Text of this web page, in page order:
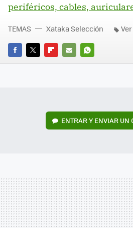
periféricos, cables,
FACEBOOK
TWITTERFLIPBOARD
E-
WHATSAPP
TEMAS Xataka Selección
ENTRAR Y ENVIAR UN